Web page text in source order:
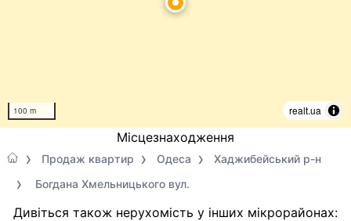
100 m realt.ua
Місцезнаходження
Продаж квартир Одеса
Хаджибейський р-н
Богдана Хмельницького вул.
Дивіться також нерухомість у інших мікрорайонах: